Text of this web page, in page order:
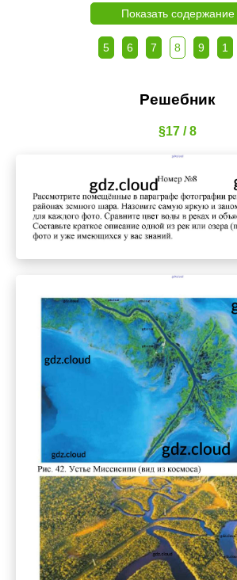
Показать содержание
5 6 7 8 9 1
Решебник
§17 / 8